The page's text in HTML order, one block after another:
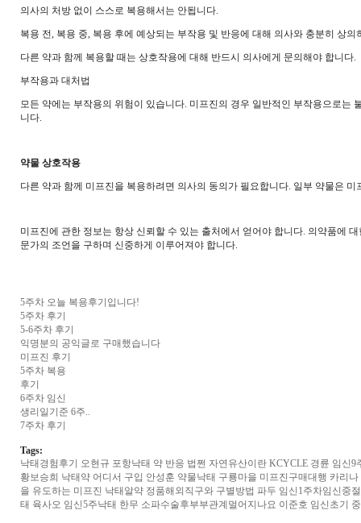
의사의 처방 없이 스스로 복용해서는 안됩니다.
복용 전, 복용 중, 복용 후에 예상되는 부작용 및 반응에 대해 의사와 충분히 상의
다른 약과 함께 복용할 때는 상호작용에 대해 반드시 의사에게 문의해야 합니다.
부작용과 대처법
모든 약에는 부작용의 위험이 있습니다. 미프진의 경우 일반적인 부작용으로는
니다.
약물 상호작용
다른 약과 함께 미프진을 복용하려면 의사의 동의가 필요합니다. 일부 약물은
미프진에 관한 정보는 항상 신뢰할 수 있는 출처에서 얻어야 합니다. 의약품에
문가의 조언을 구하며 신중하게 이루어져야 합니다.
5주차 오늘 복용후기입니다!
5주차 후기
5-6주차 후기
익명분의 공익글로 구매했습니다
미프진 후기
5주차 복용
후기
6주차 임신
생리일기준 6주..
7주차 후기
Tags:
낙태경험후기
오현규 포항낙태 약 반응 법쩐 자연유산이란 KCYCLE 경륜 임신9
황보승희 낙태약 어디서 구입 안성훈 약물낙태 구룡마을 미프진구매대행 카리나
을 유도하는 미프진 낙태알약 정품해외직구와 구별방법 파두 임신1주차임신중
태 육사오 임신5주낙태 한무 소파수술후부부관계멀어지나요 이준호 임신초기